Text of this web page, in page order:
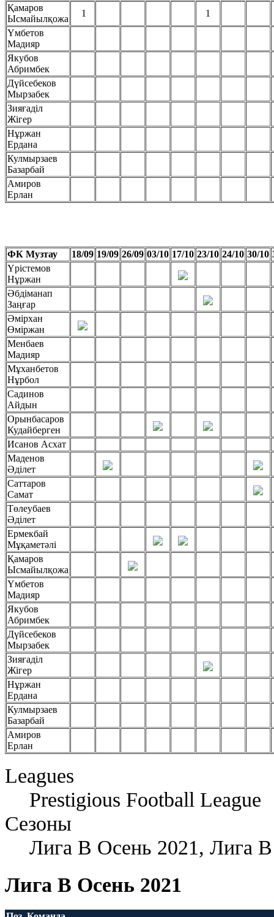
Қамаров
Ысмайылқожа
1
1
Үмбетов
Мадияр
Якубов
Абримбек
Дүйсебеков
Мырзабек
Зияғаділ
Жігер
Нұржан
Ердана
Кулмырзаев
Базарбай
Амиров
Ерлан
ФК Музтау 18/09 19/09 26/09 03/10 17/10 23/10 24/10 30/10
Үрістемов
Нұржан
Әбдіманап
Заңғар
Әмірхан
Өміржан
Менбаев
Мадияр
Мұханбетов
Нұрбол
Садинов
Айдын
Орынбасаров
Кудайберген
Исанов Асхат
Маденов
Әділет
Саттаров
Самат
Төлеубаев
Әділет
Ермекбай
Мұқаметәлі
Қамаров
Ысмайылқожа
Үмбетов
Мадияр
Якубов
Абримбек
Дүйсебеков
Мырзабек
Зияғаділ
Жігер
Нұржан
Ердана
Кулмырзаев
Базарбай
Амиров
Ерлан
Leagues
Prestigious Football League
Сезоны
Лига В Осень 2021, Лига
Лига B Осень 2021